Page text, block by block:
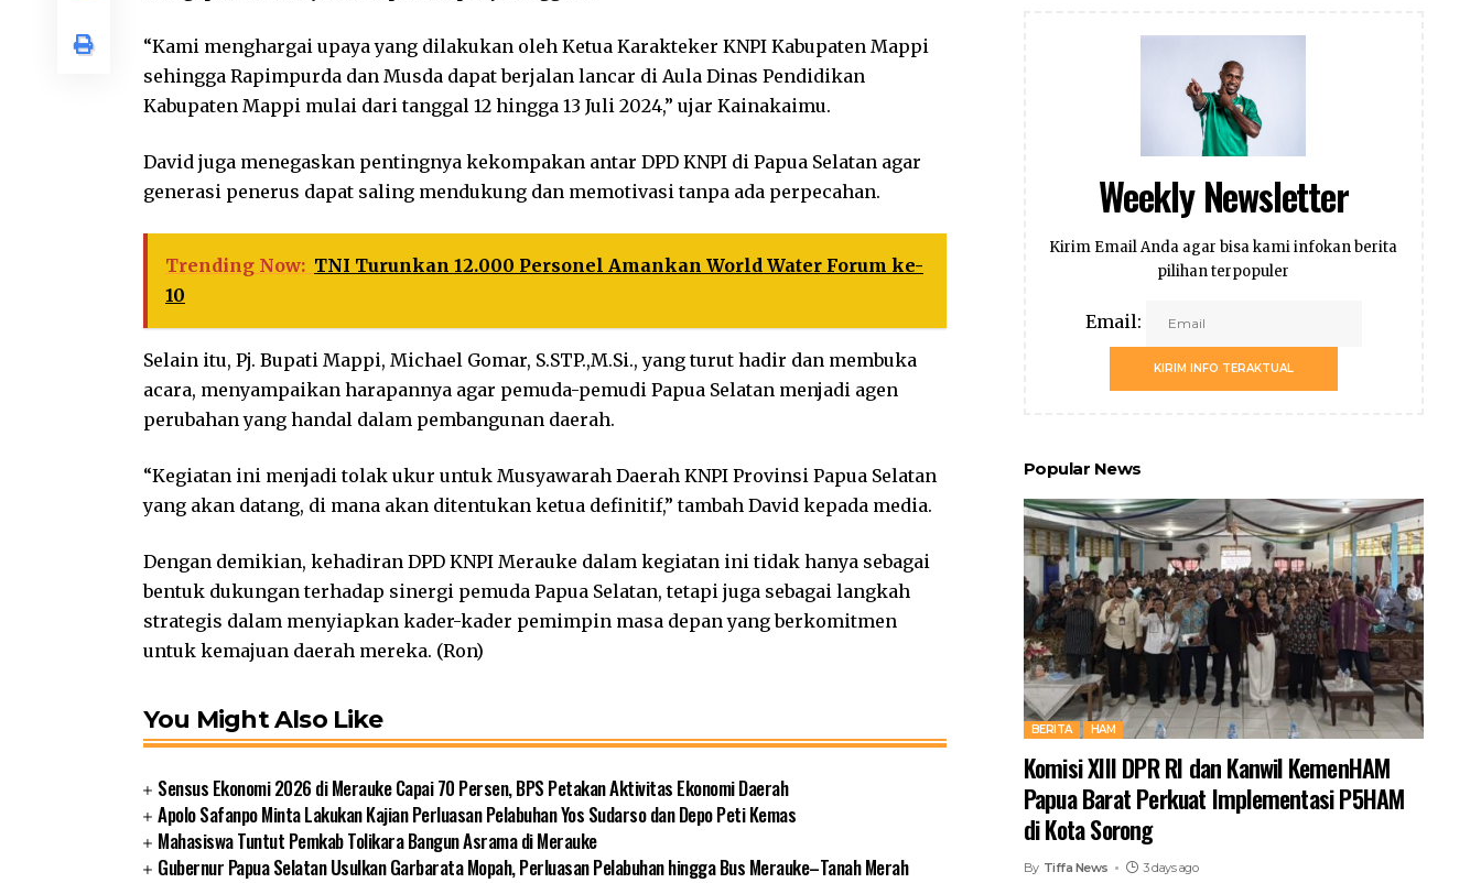
“Kami menghargai upaya yang dilakukan oleh Ketua Karakteker KNPI Kabupaten Mappi
sehingga Rapimpurda dan Musda dapat berjalan lancar di Aula Dinas Pendidikan
Kabupaten Mappi mulai dari tanggal 12 hingga 13 Juli 2024,” ujar Kainakaimu.
David juga menegaskan pentingnya kekompakan antar DPD KNPI di Papua Selatan agar
generasi penerus dapat saling mendukung dan memotivasi tanpa ada perpecahan.
Trending Now: TNI Turunkan 12.000 Personel Amankan World Water Forum ke-
10
Selain itu, Pj. Bupati Mappi, Michael Gomar, S.STP.,M.Si., yang turut hadir dan membuka
acara, menyampaikan harapannya agar pemuda-pemudi Papua Selatan menjadi agen
perubahan yang handal dalam pembangunan daerah.
“Kegiatan ini menjadi tolak ukur untuk Musyawarah Daerah KNPI Provinsi Papua Selatan
yang akan datang, di mana akan ditentukan ketua definitif,” tambah David kepada media.
Dengan demikian, kehadiran DPD KNPI Merauke dalam kegiatan ini tidak hanya sebagai
bentuk dukungan terhadap sinergi pemuda Papua Selatan, tetapi juga sebagai langkah
strategis dalam menyiapkan kader-kader pemimpin masa depan yang berkomitmen
untuk kemajuan daerah mereka. (Ron)
You Might Also Like
Sensus Ekonomi 2026 di Merauke Capai 70 Persen, BPS Petakan Aktivitas Ekonomi Daerah
Apolo Safanpo Minta Lakukan Kajian Perluasan Pelabuhan Yos Sudarso dan Depo Peti Kemas
Mahasiswa Tuntut Pemkab Tolikara Bangun Asrama di Merauke
Gubernur Papua Selatan Usulkan Garbarata Mopah, Perluasan Pelabuhan hingga Bus Merauke–Tanah Merah
Weekly Newsletter
Kirim Email Anda agar bisa kami infokan berita
pilihan terpopuler
Email:
KIRIM INFO TERAKTUAL
Popular News
BERITA HAM
Komisi XIII DPR RI dan Kanwil KemenHAM
Papua Barat Perkuat Implementasi P5HAM
di Kota Sorong
By Tiffa News 3 days ago